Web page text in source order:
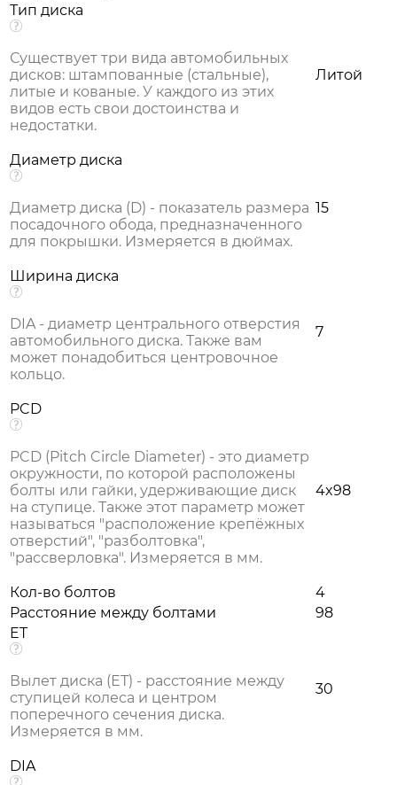
Тип диска
Существует три вида автомобильных
дисков: штампованные (стальные),
литые и кованые. У каждого из этих
видов есть свои достоинства и
недостатки.
Литой
Диаметр диска
Диаметр диска (D) - показатель размера
посадочного обода, предназначенного
для покрышки. Измеряется в дюймах.
15
Ширина диска
DIA - диаметр центрального отверстия
автомобильного диска. Также вам
может понадобиться центровочное
кольцо.
7
PCD
PCD (Pitch Circle Diameter) - это диаметр
окружности, по которой расположены
болты или гайки, удерживающие диск
на ступице. Также этот параметр может
называться "расположение крепёжных
отверстий", "разболтовка",
"рассверловка". Измеряется в мм.
4x98
Кол-во болтов
4
Расстояние между болтами
98
ET
Вылет диска (ЕТ) - расстояние между
ступицей колеса и центром
поперечного сечения диска.
Измеряется в мм.
30
DIA